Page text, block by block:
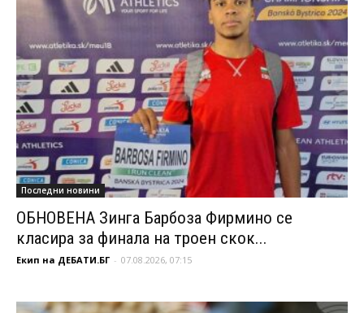
Последни новини
ОБНОВЕНА Зинга Барбоза Фирмино се
класира за финала на троен скок...
Екип на ДЕБАТИ.БГ - 07.08.2026, 07:15